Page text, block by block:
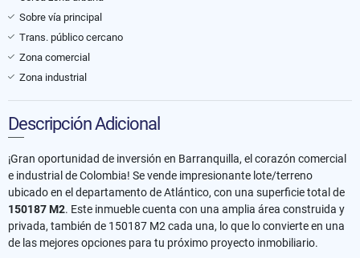
Sobre vía principal
Trans. público cercano
Zona comercial
Zona industrial
Descripción Adicional
¡Gran oportunidad de inversión en Barranquilla, el corazón comercial
e industrial de Colombia! Se vende impresionante lote/terreno
ubicado en el departamento de Atlántico, con una superficie total de
150187 M2. Este inmueble cuenta con una amplia área construida y
privada, también de 150187 M2 cada una, lo que lo convierte en una
de las mejores opciones para tu próximo proyecto inmobiliario.